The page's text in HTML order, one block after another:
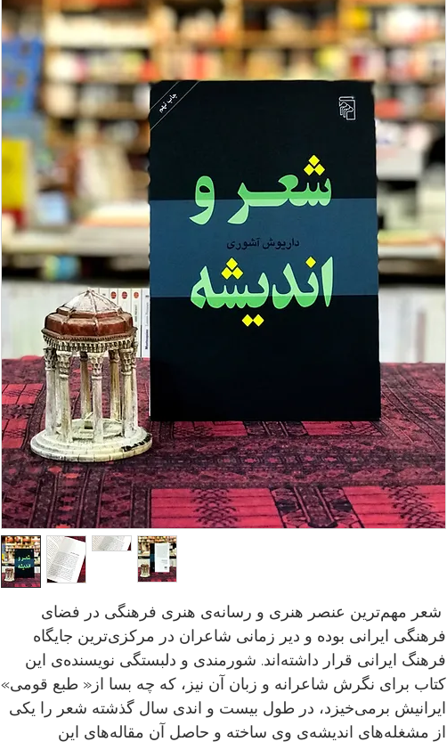
شعر مهم‌ترین عنصر هنری و رسانه‌ی هنری فرهنگی در فضای
فرهنگی ایرانی بوده و دیر زمانی شاعران در مركزی‌ترین جایگاه
فرهنگ ایرانی قرار داشته‌اند. شورمندی و دلبستگی نویسنده‌ی این
كتاب برای نگرش شاعرانه و زبان آن نیز، كه چه بسا از« طبع قومی»
ایرانیش برمی‌خیزد، در طول بیست و اندی سال گذشته شعر را یكی
از مشغله‌های اندیشه‌ی وی ساخته و حاصل آن مقاله‌های این